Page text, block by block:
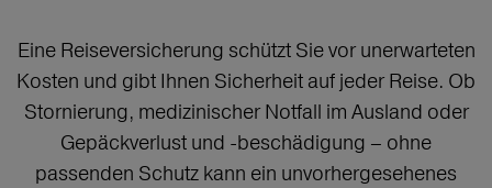
Eine Reiseversicherung schützt Sie vor unerwarteten
Kosten und gibt Ihnen Sicherheit auf jeder Reise. Ob
Stornierung, medizinischer Notfall im Ausland oder
Gepäckverlust und -beschädigung – ohne
passenden Schutz kann ein unvorhergesehenes